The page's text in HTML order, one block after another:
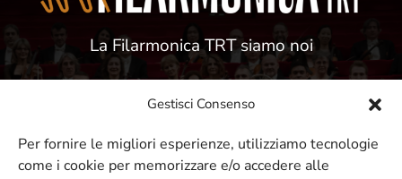
Gestisci Consenso
Per fornire le migliori esperienze, utilizziamo tecnologie
come i cookie per memorizzare e/o accedere alle
La Filarmonica TRT siamo noi